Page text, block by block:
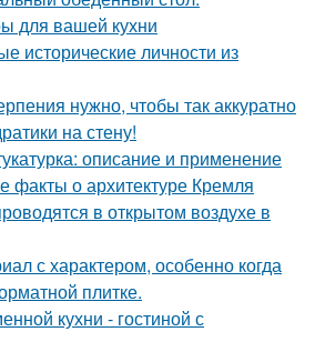
для вашей кухни
исторические личности из
нужно, чтобы так аккуратно
на стену!
описание и применение
факты о архитектуре Кремля
в открытом воздухе в
с характером, особенно когда
плитке.
кухни - гостиной с